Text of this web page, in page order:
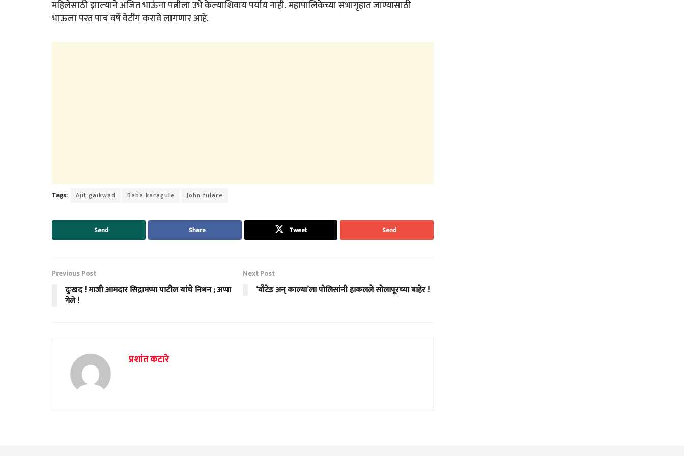
महिलेसाठी झाल्याने अजित भाऊंना पत्नीला उभे केल्याशिवाय पर्याय नाही. महापालिकेच्या सभागृहात जाण्यासाठी
भाऊला परत पाच वर्षे वेटींग करावे लागणार आहे.
Tags: Ajit gaikwad Baba karagule John fulare
Send Share Tweet Send
Previous Post
दुःखद ! माजी आमदार सिद्रामप्पा पाटील यांचे निधन ; अप्पा
गेले !
Next Post
‘वाँटेड अन् काल्या’ला पोलिसांनी हाकलले सोलापूरच्या बाहेर !
प्रशांत कटारे